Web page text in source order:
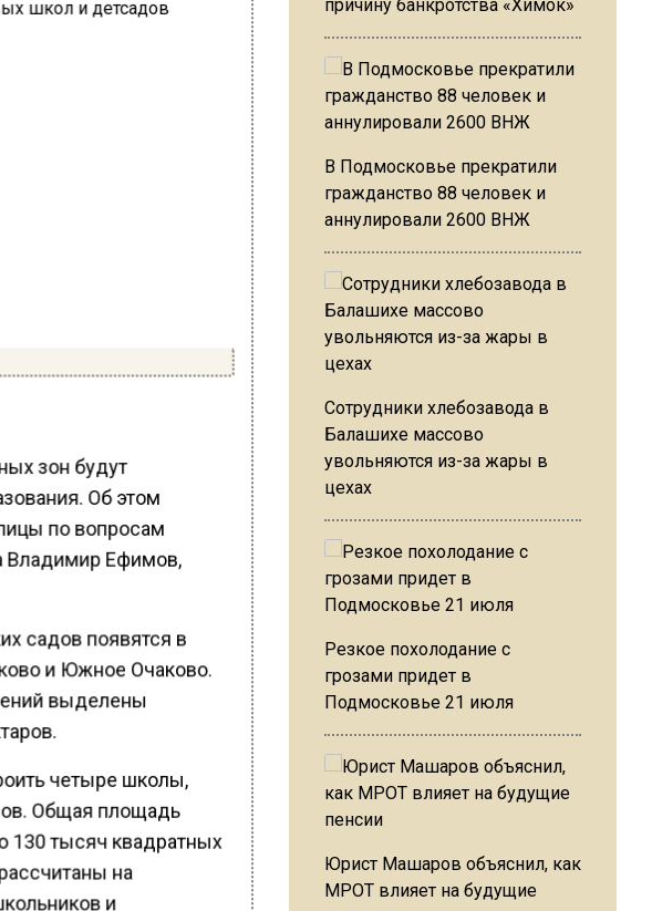
зон будут
Об этом
по вопросам
Владимир Ефимов,
садов появятся в
и Южное Очаково.
выделены
четыре школы,
Общая площадь
130 тысяч квадратных
на
и
причину банкротства «Химок»
В Подмосковье прекратили
гражданство 88 человек и
аннулировали 2600 ВНЖ
Сотрудники хлебозавода в
Балашихе массово
увольняются из-за жары в
цехах
Резкое похолодание с
грозами придет в
Подмосковье 21 июля
Юрист Машаров объяснил, как
МРОТ влияет на будущие